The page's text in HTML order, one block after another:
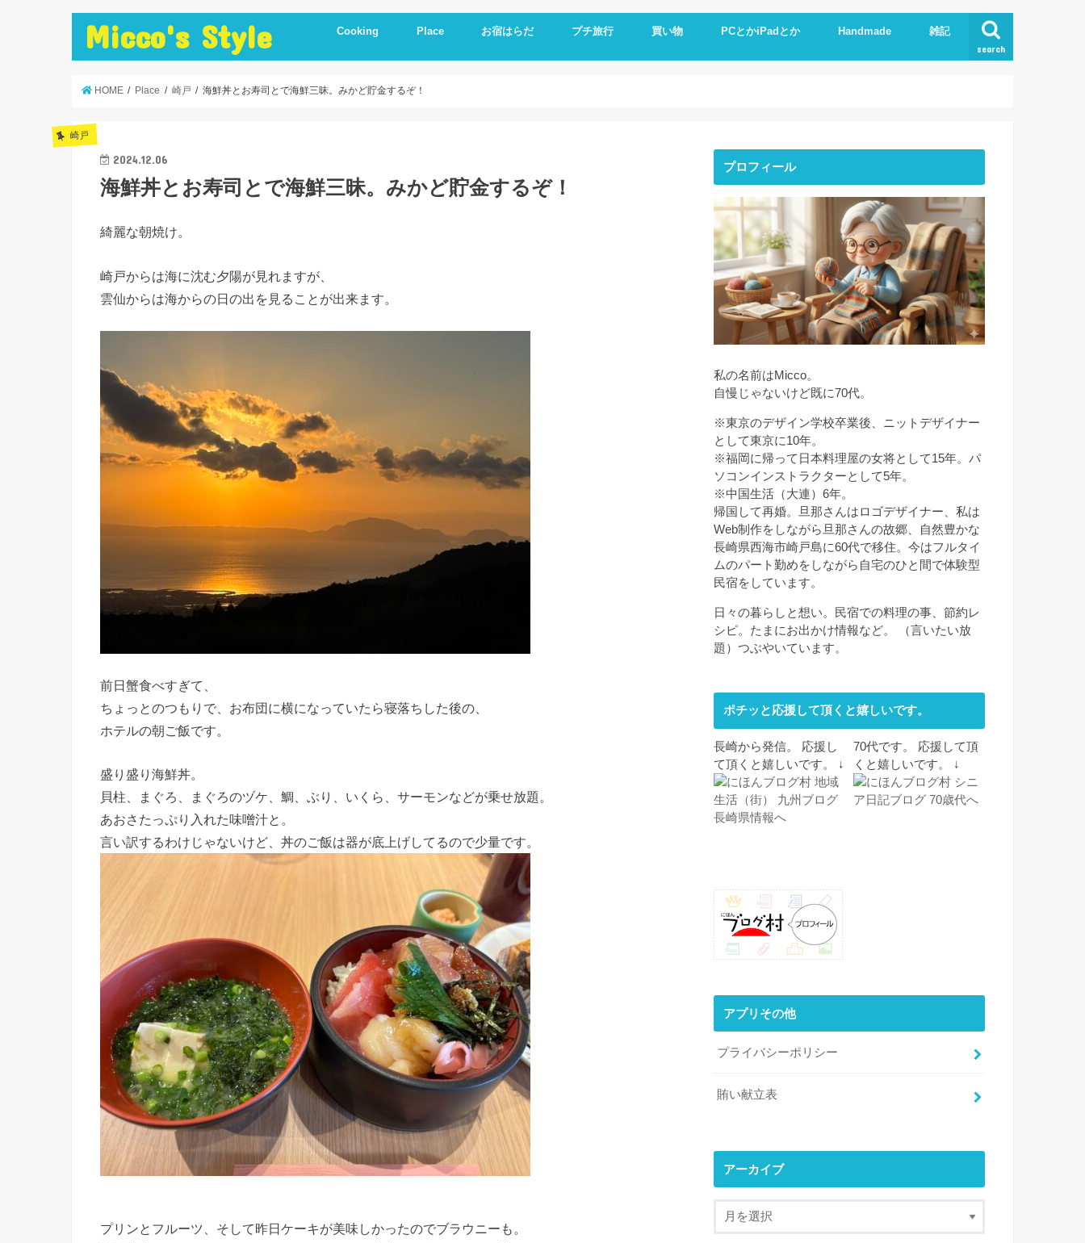
Micco's Style search
Cooking
cooking idea
冷蔵庫の残り物で作る
手抜き簡単レシピ
ダイエットレシピ
節約レシピ
保存食
炊飯器料理
簡単おやつ
低温調理
簡単＋一品
まかない
お弁当
レシピとか
美味しいもの
便利調理器
Place
崎戸
佐世保
長崎
大連
久留米
福岡
お宿はらだ
修学旅行
体験民宿夕ご飯
体験民宿朝食
プチ旅行
Hotel
朝食
ランチ
夕食
買い物
海外通販
PCとかiPadとか
iPhone
ipad
Excel.Word
AI
Handmade
Knit
ストーンアート
服作り
雑記
読書
HOME Place 崎戸 海鮮丼とお寿司とで海鮮三昧。みかど貯金するぞ！
崎戸
2024.12.06
海鮮丼とお寿司とで海鮮三昧。みかど貯金するぞ！
綺麗な朝焼け。
崎戸からは海に沈む夕陽が見れますが、
雲仙からは海からの日の出を見ることが出来ます。
前日蟹食べすぎて、
ちょっとのつもりで、お布団に横になっていたら寝落ちした後の、
ホテルの朝ご飯です。
盛り盛り海鮮丼。
貝柱、まぐろ、まぐろのヅケ、鯛、ぶり、いくら、サーモンなどが乗せ放題。
あおさたっぷり入れた味噌汁と。
言い訳するわけじゃないけど、丼のご飯は器が底上げしてるので少量です。
プリンとフルーツ、そして昨日ケーキが美味しかったのでブラウニーも。
プロフィール
私の名前はMicco。
自慢じゃないけど既に70代。
※東京のデザイン学校卒業後、ニットデザイナー
として東京に10年。
※福岡に帰って日本料理屋の女将として15年。パ
ソコンインストラクターとして5年。
※中国生活（大連）6年。
帰国して再婚。旦那さんはロゴデザイナー、私は
Web制作をしながら旦那さんの故郷、自然豊かな
長崎県西海市崎戸島に60代で移住。今はフルタイ
ムのパート勤めをしながら自宅のひと間で体験型
民宿をしています。
日々の暮らしと想い。民宿での料理の事、節約レ
シピ。たまにお出かけ情報など。 （言いたい放
題）つぶやいています。
ポチッと応援して頂くと嬉しいです。
長崎から発信。 応援し
て頂くと嬉しいです。 ↓
70代です。 応援して頂
くと嬉しいです。 ↓
アプリその他
プライバシーポリシー
賄い献立表
アーカイブ